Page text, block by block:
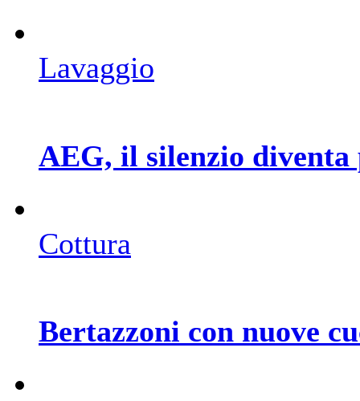
Lavaggio
AEG, il silenzio diventa
Cottura
Bertazzoni con nuove